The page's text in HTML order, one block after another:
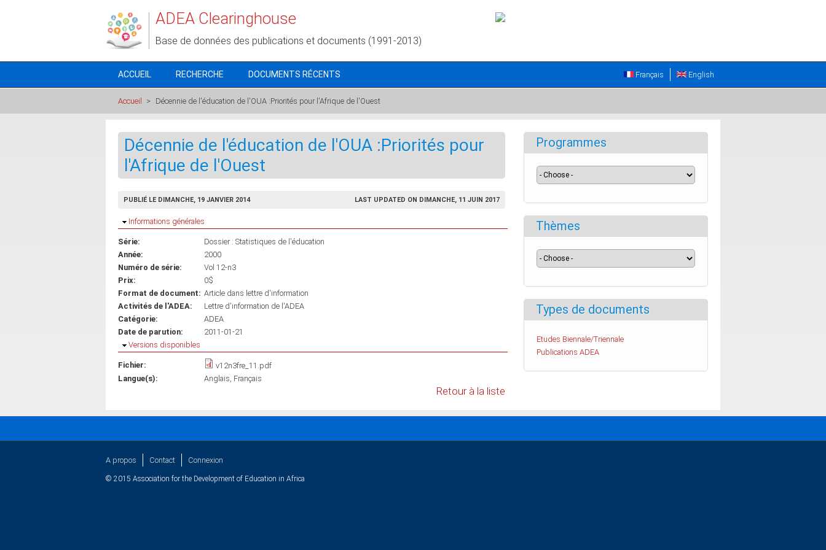
ADEA Clearinghouse
Base de données des publications et documents (1991-2013)
ACCUEIL RECHERCHE DOCUMENTS RÉCENTS English
Français
Accueil > Décennie de l'éducation de l'OUA :Priorités pour l'Afrique de l'Ouest
Décennie de l'éducation de l'OUA :Priorités pour
l'Afrique de l'Ouest
PUBLIÉ LE DIMANCHE, 19 JANVIER 2014 LAST UPDATED ON DIMANCHE, 11 JUIN 2017
Masquer
Informations générales
Série:
Dossier : Statistiques de l'éducation
Année:
2000
Numéro de série:
Vol 12-n3
Prix:
0$
Format de document: Article dans lettre d'information
Activités de l'ADEA:
Lettre d'information de l'ADEA
Catégorie:
ADEA
Date de parution:
2011-01-21
Masquer
Versions disponibles
Fichier:
v12n3fre_11.pdf
Langue(s):
Anglais Français
Retour à la liste
Programmes
Thèmes
Types de documents
Etudes Biennale/Triennale
Publications ADEA
A propos Contact Connexion
© 2015 Association for the Development of Education in Africa